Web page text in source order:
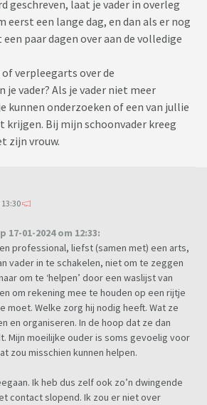
geschreven, laat je vader in overleg
een lange dag, en dan als er nog
paar dagen over aan de volledige
verpleegarts over de
je vader? Als je vader niet meer
kunnen onderzoeken of een van jullie
krijgen. Bij mijn schoonvader kreeg
zijn vrouw.
01-2024 om 12:33:
professional, liefst (samen met) een arts,
vader in te schakelen, niet om te zeggen
om te ‘helpen’ door een waslijst van
om rekening mee te houden op een rijtje
moet. Welke zorg hij nodig heeft. Wat ze
en organiseren. In de hoop dat ze dan
Mijn moeilijke ouder is soms gevoelig voor
zou misschien kunnen helpen.
Ik heb dus zelf ook zo’n dwingende
contact slopend. Ik zou er niet over